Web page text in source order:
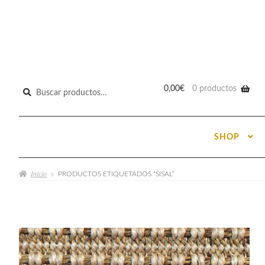
Buscar
0,00€ 0 productos
SHOP
Inicio PRODUCTOS ETIQUETADOS “SISAL”